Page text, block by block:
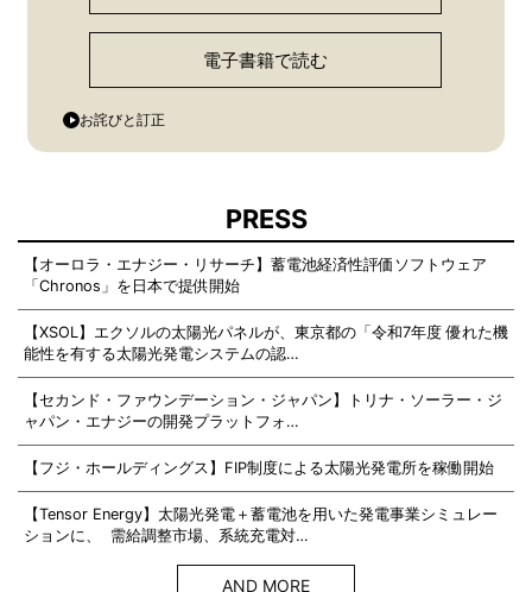
電子書籍で読む
お詫びと訂正
PRESS
【オーロラ・エナジー・リサーチ】蓄電池経済性評価ソフトウェア
「Chronos」を日本で提供開始
【XSOL】エクソルの太陽光パネルが、東京都の「令和7年度 優れた機
能性を有する太陽光発電システムの認…
【セカンド・ファウンデーション・ジャパン】トリナ・ソーラー・ジ
ャパン・エナジーの開発プラットフォ…
【フジ・ホールディングス】FIP制度による太陽光発電所を稼働開始
【Tensor Energy】太陽光発電＋蓄電池を用いた発電事業シミュレー
ションに、 需給調整市場、系統充電対…
AND MORE